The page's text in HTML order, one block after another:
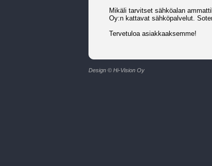
Mikäli tarvitset sähköalan
Oy:n kattavat sähköpalvelut.
Tervetuloa asiakkaaksemme!
Design © Hi-Vision Oy